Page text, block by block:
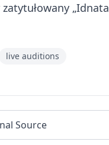
„Idnata
live auditions
Source